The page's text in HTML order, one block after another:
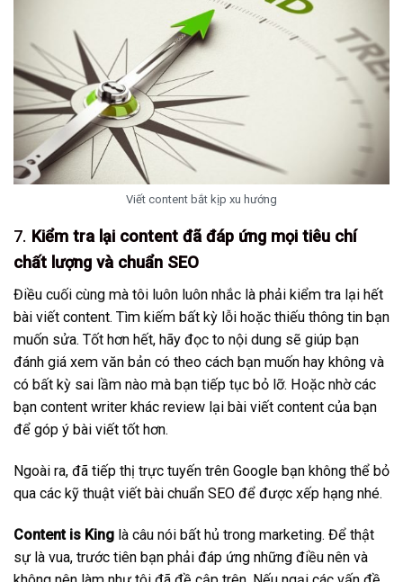
Viết content bắt kịp xu hướng
7. Kiểm tra lại content đã đáp ứng mọi tiêu chí
chất lượng và chuẩn SEO
Điều cuối cùng mà tôi luôn luôn nhắc là phải kiểm tra lại hết
bài viết content. Tìm kiếm bất kỳ lỗi hoặc thiếu thông tin bạn
muốn sửa. Tốt hơn hết, hãy đọc to nội dung sẽ giúp bạn
đánh giá xem văn bản có theo cách bạn muốn hay không và
có bất kỳ sai lầm nào mà bạn tiếp tục bỏ lỡ. Hoặc nhờ các
bạn content writer khác review lại bài viết content của bạn
để góp ý bài viết tốt hơn.
Ngoài ra, đã tiếp thị trực tuyến trên Google bạn không thể bỏ
qua các kỹ thuật viết bài chuẩn SEO để được xếp hạng nhé.
Content is King là câu nói bất hủ trong marketing. Để thật
sự là vua, trước tiên bạn phải đáp ứng những điều nên và